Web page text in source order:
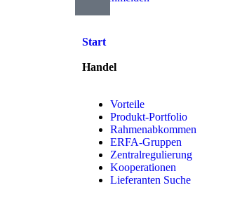
Start
Handel
Vorteile
Produkt-Portfolio
Rahmenabkommen
ERFA-Gruppen
Zentralregulierung
Kooperationen
Lieferanten Suche